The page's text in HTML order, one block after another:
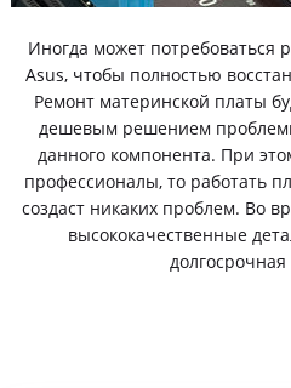
Иногда может потребоваться
Asus, чтобы полностью
Ремонт материнской платы
дешевым решением
данного компонента. При
профессионалы, то работать
создаст никаких проблем. Во
высококачественные